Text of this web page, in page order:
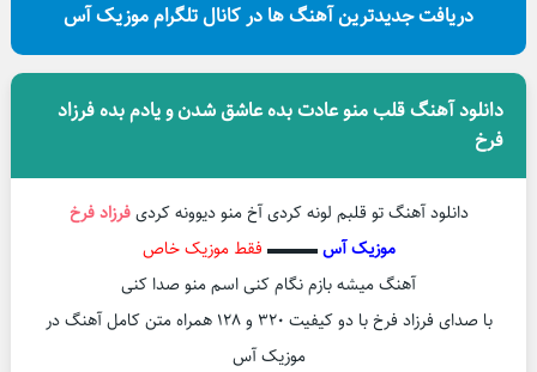
دریافت جدیدترین آهنگ ها در کانال تلگرام موزیک آس
دانلود آهنگ قلب منو عادت بده عاشق شدن و یادم بده فرزاد
فرخ
دانلود آهنگ تو قلبم لونه کردی آخ منو دیوونه کردیفرزاد فرخ
موزیک آس▬▬▬ فقط موزیک خاص
آهنگ میشه بازم نگام کنی اسم منو صدا کنی
با صدای فرزاد فرخ با دو کیفیت ۳۲۰ و ۱۲۸ همراه متن کامل آهنگ در
موزیک آس